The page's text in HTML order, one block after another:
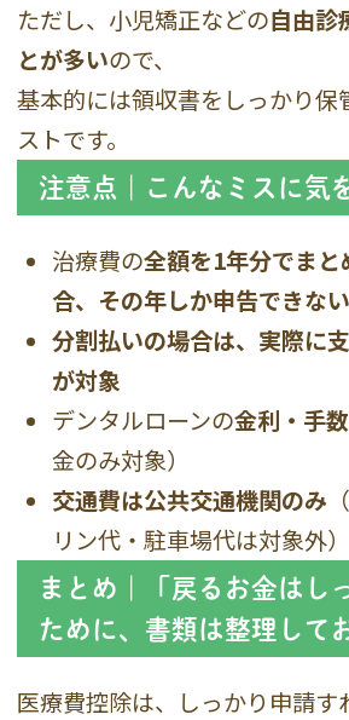
ただし、小児矯正などの自由診
とが多いので、
基本的には領収書をしっかり保
ストです。
注意点｜こんなミスに気
治療費の全額を1年分でま
合、その年しか申告できない
分割払いの場合は、実際に
が対象
デンタルローンの金利・手
金のみ対象）
交通費は公共交通機関のみ
リン代・駐車場代は対象外）
まとめ｜「戻るお金はし
ために、書類は整理して
医療費控除は、しっかり申請す